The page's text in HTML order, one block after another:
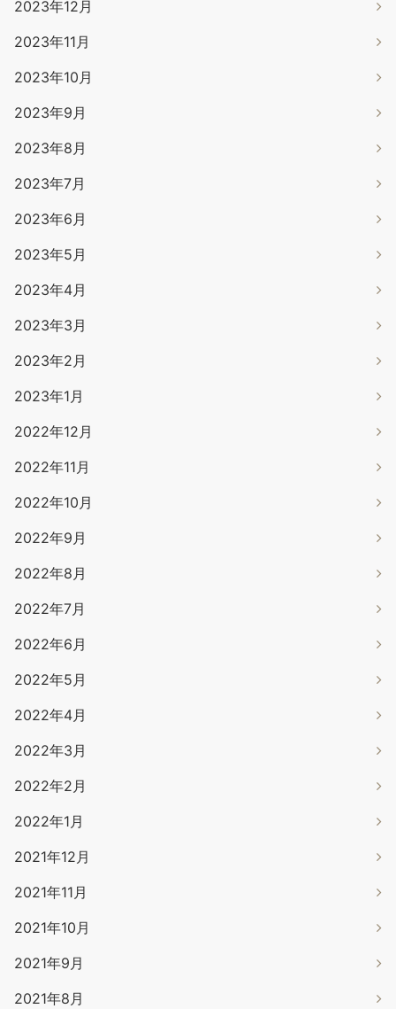
2023年12月
2023年11月
2023年10月
2023年9月
2023年8月
2023年7月
2023年6月
2023年5月
2023年4月
2023年3月
2023年2月
2023年1月
2022年12月
2022年11月
2022年10月
2022年9月
2022年8月
2022年7月
2022年6月
2022年5月
2022年4月
2022年3月
2022年2月
2022年1月
2021年12月
2021年11月
2021年10月
2021年9月
2021年8月